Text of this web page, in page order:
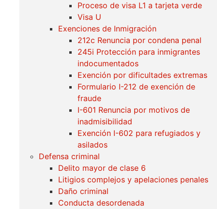
Proceso de visa L1 a tarjeta verde
Visa U
Exenciones de Inmigración
212c Renuncia por condena penal
245i Protección para inmigrantes
indocumentados
Exención por dificultades extremas
Formulario I-212 de exención de
fraude
I-601 Renuncia por motivos de
inadmisibilidad
Exención I-602 para refugiados y
asilados
Defensa criminal
Delito mayor de clase 6
Litigios complejos y apelaciones penales
Daño criminal
Conducta desordenada